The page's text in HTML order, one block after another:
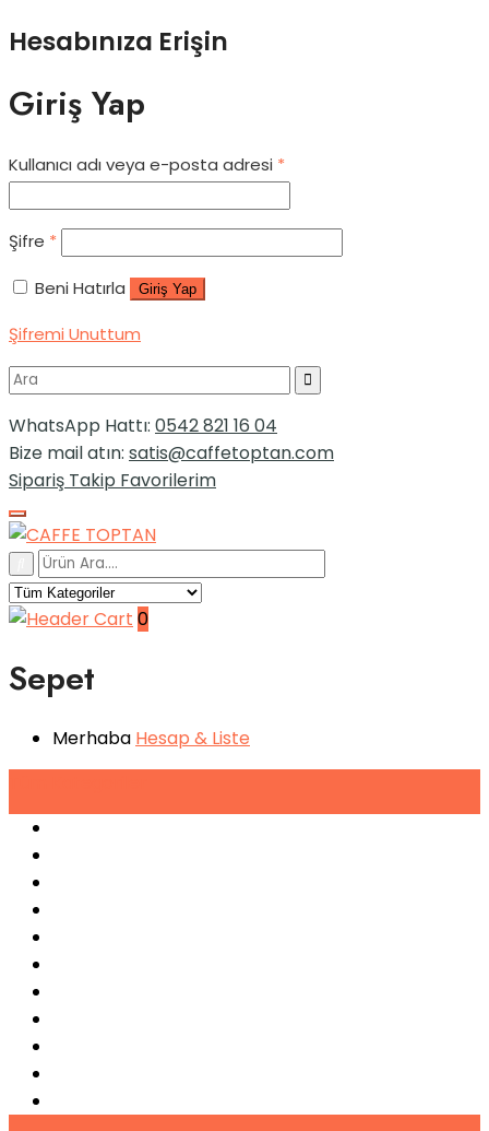
Hesabınıza Erişin
Giriş Yap
Kullanıcı adı veya e-posta adresi *
Şifre *
Beni Hatırla Giriş Yap
Şifremi Unuttum
WhatsApp Hattı: 0542 821 16 04
Bize mail atın: satis@caffetoptan.com
Sipariş Takip Favorilerim
0
Sepet
Merhaba Hesap & Liste